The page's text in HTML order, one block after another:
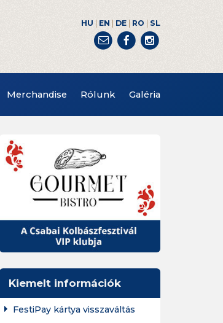
HU | EN | DE | RO | SL
Merchandise Rólunk Galéria
Kiemelt információk
FestiPay kártya visszaváltás